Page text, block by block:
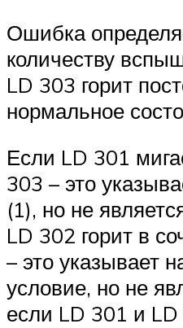
Ошибка
количеству
LD 303 горит
нормальное
Если LD 301
303 – это
(1), но не
LD 302 горит в
– это указывает
условие, но не
если LD 301 и LD